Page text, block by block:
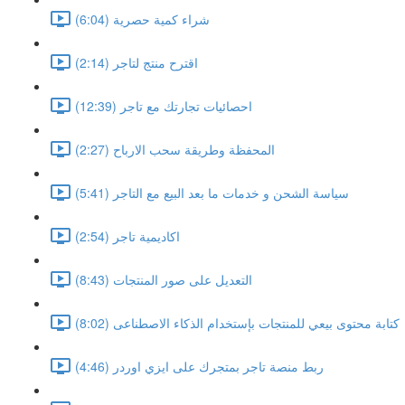
شراء كمية حصرية (6:04)
اقترح منتج لتاجر (2:14)
احصائيات تجارتك مع تاجر (12:39)
المحفظة وطريقة سحب الارباح (2:27)
سياسة الشحن و خدمات ما بعد البيع مع التاجر (5:41)
اكاديمية تاجر (2:54)
التعديل على صور المنتجات (8:43)
كتابة محتوى بيعي للمنتجات بإستخدام الذكاء الاصطناعى (8:02)
ربط منصة تاجر بمتجرك على ايزي اوردر (4:46)